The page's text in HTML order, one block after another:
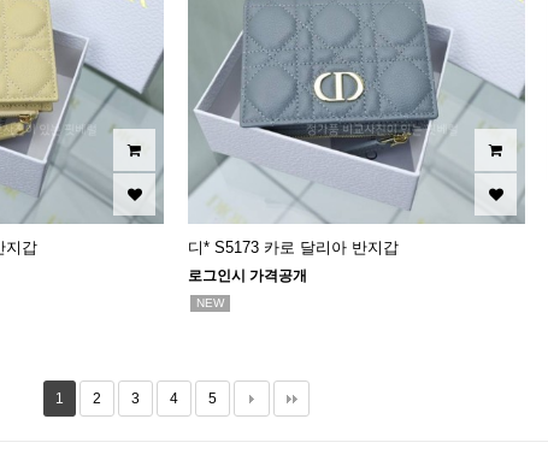
지갑 디* S5173 카로 달리아 반지갑
로그인시 가격공개
NEW
1 2 3 4 5